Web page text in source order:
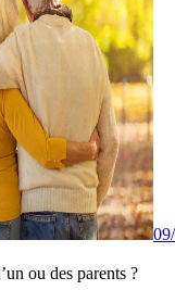
ou des parents ?